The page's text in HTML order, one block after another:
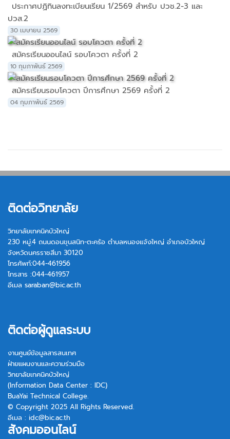
ประกาศปฏิทินลงทะเบียนเรียน 1/2569 สำหรับ ปวช.2-3 และ
ปวส.2
30 เมษายน 2569
สมัครเรียนออนไลน์ รอบโควตา ครั้งที่ 2
10 กุมภาพันธ์ 2569
สมัครเรียนรอบโควตา ปีการศึกษา 2569 ครั้งที่ 2
04 กุมภาพันธ์ 2569
ติดต่อวิทยาลัย
วิทยาลัยเทคนิคบัวใหญ่
230 หมู่.4 ถนนดอนขุนสนิท-ตะคร้อ ตำบลหนองแจ้งใหญ่ อำเภอบัวใหญ่
จังหวัดนครราชสีมา 30120
โทรศัพท์:044-461956
โทรสาร :044-461957
อีเมล saraban@bic.ac.th
ติดต่อผู้ดูแลระบบ
งานศูนย์ข้อมูลสารสนเทศ
ฝ่ายแผนงานและความร่วมมือ
วิทยาลัยเทคนิคบัวใหญ่
(Information Data Center : IDC)
BuaYai Technical College.
© Copyright 2025 All Rights Reserved.
อีเมล : idc@bic.ac.th
สังคมออนไลน์